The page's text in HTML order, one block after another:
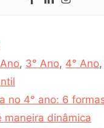
, 3° Ano, 4° Ano,
no 4° ano: 6
maneira dinâmica